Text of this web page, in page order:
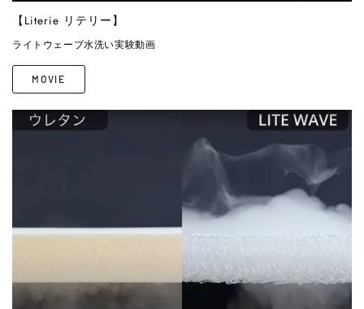
【Literie リテリー】
ライトウェーブ水洗い実験動画
MOVIE